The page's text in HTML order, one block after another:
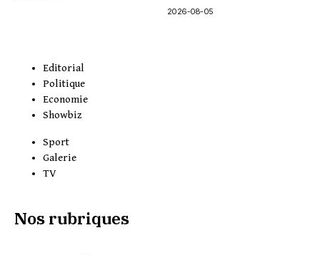
2026-08-05
Editorial
Politique
Economie
Showbiz
Sport
Galerie
TV
Nos rubriques